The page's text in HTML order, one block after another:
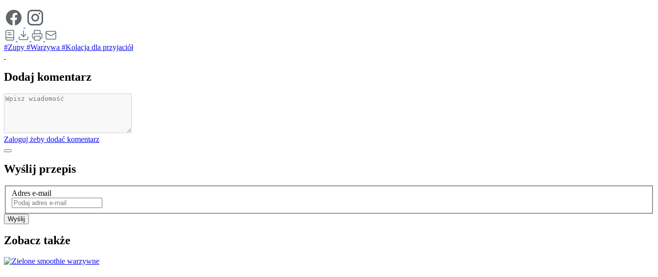
#Zupy #Warzywa #Kolacja dla przyjaciół
Dodaj komentarz
Zaloguj żeby dodać komentarz
Wyślij przepis
Adres e-mail
Wyślij
Zobacz także